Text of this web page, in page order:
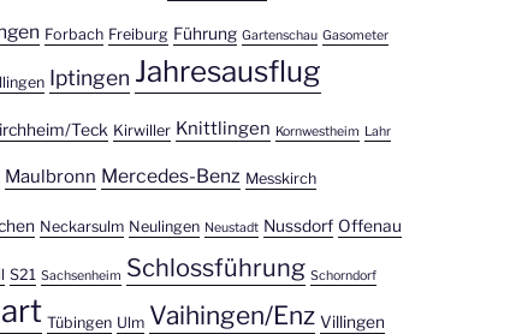
Forbach Freiburg Führung Gartenschau Gasometer
Iptingen Jahresausflug
Teck Kirwiller Knittlingen Kornwestheim Lahr
Maulbronn Mercedes-Benz Messkirch
Neckarsulm Neulingen Neustadt Nussdorf Offenau
S21 Sachsenheim Schlossführung Schorndorf
Tübingen Ulm Vaihingen/Enz Villingen